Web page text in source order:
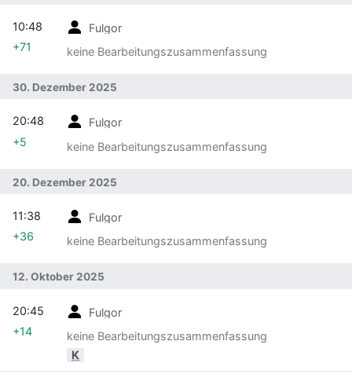
Fulgor
keine Bearbeitungszusammenfassung
10:48
+71
30. Dezember 2025
Fulgor
keine Bearbeitungszusammenfassung
20:48
+5
20. Dezember 2025
Fulgor
keine Bearbeitungszusammenfassung
11:38
+36
12. Oktober 2025
Fulgor
keine Bearbeitungszusammenfassung
K
20:45
+14